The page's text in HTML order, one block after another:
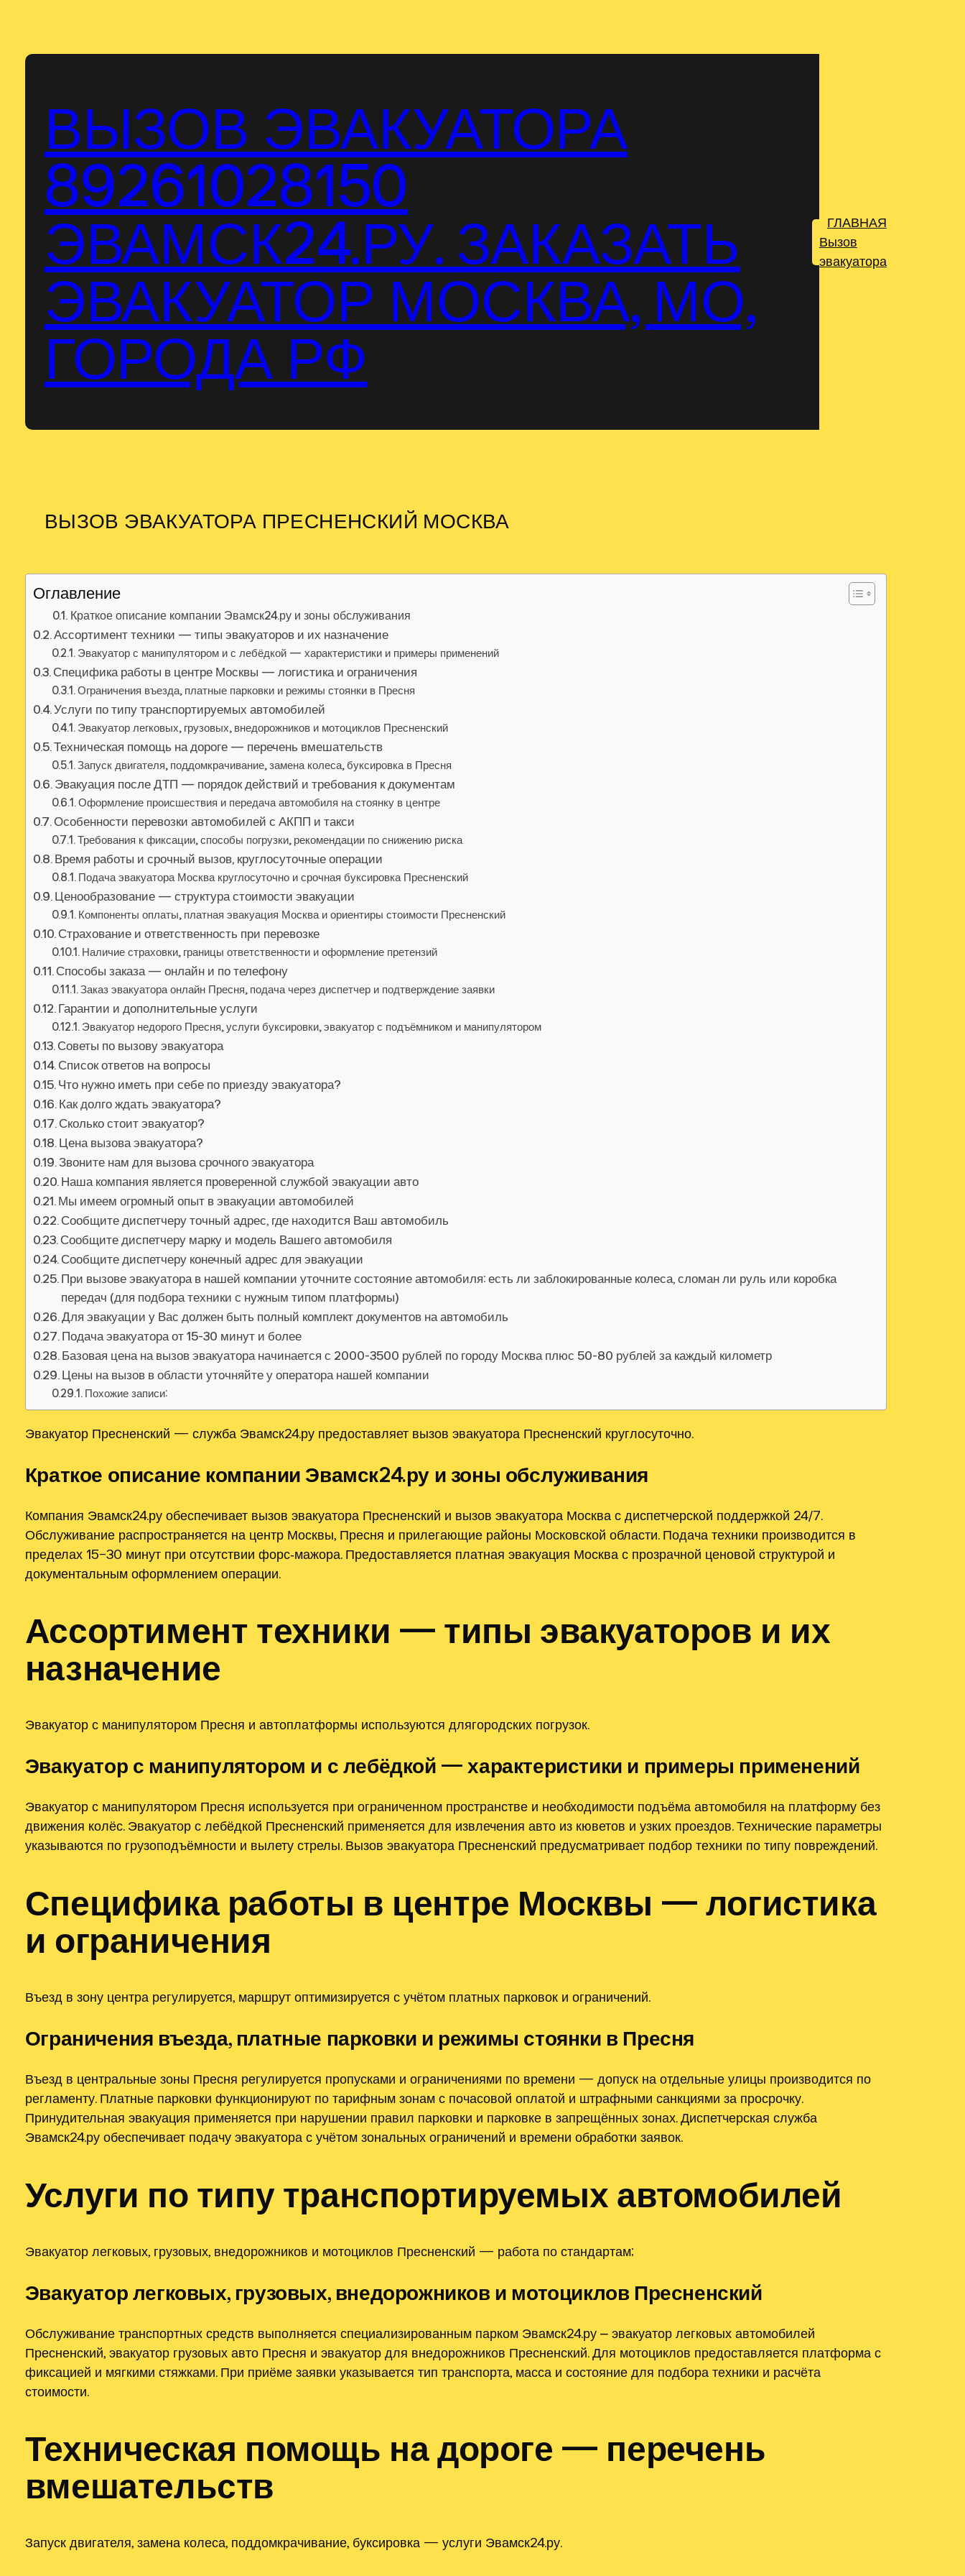
содержимому
ВЫЗОВ ЭВАКУАТОРА
89261028150
ЭВАМСК24.РУ. ЗАКАЗАТЬ
ЭВАКУАТОР МОСКВА, МО,
ГОРОДА РФ
ГЛАВНАЯ
Вызов
эвакуатора
ВЫЗОВ ЭВАКУАТОРА ПРЕСНЕНСКИЙ МОСКВА
Оглавление
Краткое описание компании Эвамск24.ру и зоны обслуживания
Ассортимент техники — типы эвакуаторов и их назначение
Эвакуатор с манипулятором и с лебёдкой — характеристики и примеры применений
Специфика работы в центре Москвы — логистика и ограничения
Ограничения въезда, платные парковки и режимы стоянки в Пресня
Услуги по типу транспортируемых автомобилей
Эвакуатор легковых, грузовых, внедорожников и мотоциклов Пресненский
Техническая помощь на дороге — перечень вмешательств
Запуск двигателя, поддомкрачивание, замена колеса, буксировка в Пресня
Эвакуация после ДТП — порядок действий и требования к документам
Оформление происшествия и передача автомобиля на стоянку в центре
Особенности перевозки автомобилей с АКПП и такси
Требования к фиксации, способы погрузки, рекомендации по снижению риска
Время работы и срочный вызов, круглосуточные операции
Подача эвакуатора Москва круглосуточно и срочная буксировка Пресненский
Ценообразование — структура стоимости эвакуации
Компоненты оплаты, платная эвакуация Москва и ориентиры стоимости Пресненский
Страхование и ответственность при перевозке
Наличие страховки, границы ответственности и оформление претензий
Способы заказа — онлайн и по телефону
Заказ эвакуатора онлайн Пресня, подача через диспетчер и подтверждение заявки
Гарантии и дополнительные услуги
Эвакуатор недорого Пресня, услуги буксировки, эвакуатор с подъёмником и манипулятором
Советы по вызову эвакуатора
Список ответов на вопросы
Что нужно иметь при себе по приезду эвакуатора?
Как долго ждать эвакуатора?
Сколько стоит эвакуатор?
Цена вызова эвакуатора?
Звоните нам для вызова срочного эвакуатора
Наша компания является проверенной службой эвакуации авто
Мы имеем огромный опыт в эвакуации автомобилей
Сообщите диспетчеру точный адрес, где находится Ваш автомобиль
Сообщите диспетчеру марку и модель Вашего автомобиля
Сообщите диспетчеру конечный адрес для эвакуации
При вызове эвакуатора в нашей компании уточните состояние автомобиля: есть ли заблокированные колеса, сломан ли руль или коробка
передач (для подбора техники с нужным типом платформы)
Для эвакуации у Вас должен быть полный комплект документов на автомобиль
Подача эвакуатора от 15-30 минут и более
Базовая цена на вызов эвакуатора начинается с 2000-3500 рублей по городу Москва плюс 50-80 рублей за каждый километр
Цены на вызов в области уточняйте у оператора нашей компании
Похожие записи:
Эвакуатор Пресненский — служба Эвамск24.ру предоставляет вызов эвакуатора Пресненский круглосуточно.
Краткое описание компании Эвамск24.ру и зоны обслуживания
Компания Эвамск24.ру обеспечивает вызов эвакуатора Пресненский и вызов эвакуатора Москва с диспетчерской поддержкой 24/7.
Обслуживание распространяется на центр Москвы, Пресня и прилегающие районы Московской области. Подача техники производится в
пределах 15–30 минут при отсутствии форс‑мажора. Предоставляется платная эвакуация Москва с прозрачной ценовой структурой и
документальным оформлением операции.
Ассортимент техники — типы эвакуаторов и их
назначение
Эвакуатор с манипулятором Пресня и автоплатформы используются длягородских погрузок.
Эвакуатор с манипулятором и с лебёдкой — характеристики и примеры применений
Эвакуатор с манипулятором Пресня используется при ограниченном пространстве и необходимости подъёма автомобиля на платформу без
движения колёс. Эвакуатор с лебёдкой Пресненский применяется для извлечения авто из кюветов и узких проездов. Технические параметры
указываются по грузоподъёмности и вылету стрелы. Вызов эвакуатора Пресненский предусматривает подбор техники по типу повреждений.
Специфика работы в центре Москвы — логистика
и ограничения
Въезд в зону центра регулируется, маршрут оптимизируется с учётом платных парковок и ограничений.
Ограничения въезда, платные парковки и режимы стоянки в Пресня
Въезд в центральные зоны Пресня регулируется пропусками и ограничениями по времени — допуск на отдельные улицы производится по
регламенту. Платные парковки функционируют по тарифным зонам с почасовой оплатой и штрафными санкциями за просрочку.
Принудительная эвакуация применяется при нарушении правил парковки и парковке в запрещённых зонах. Диспетчерская служба
Эвамск24.ру обеспечивает подачу эвакуатора с учётом зональных ограничений и времени обработки заявок.
Услуги по типу транспортируемых автомобилей
Эвакуатор легковых, грузовых, внедорожников и мотоциклов Пресненский — работа по стандартам;
Эвакуатор легковых, грузовых, внедорожников и мотоциклов Пресненский
Обслуживание транспортных средств выполняется специализированным парком Эвамск24.ру ⎼ эвакуатор легковых автомобилей
Пресненский, эвакуатор грузовых авто Пресня и эвакуатор для внедорожников Пресненский. Для мотоциклов предоставляется платформа с
фиксацией и мягкими стяжками. При приёме заявки указывается тип транспорта, масса и состояние для подбора техники и расчёта
стоимости.
Техническая помощь на дороге — перечень
вмешательств
Запуск двигателя, замена колеса, поддомкрачивание, буксировка — услуги Эвамск24.ру.